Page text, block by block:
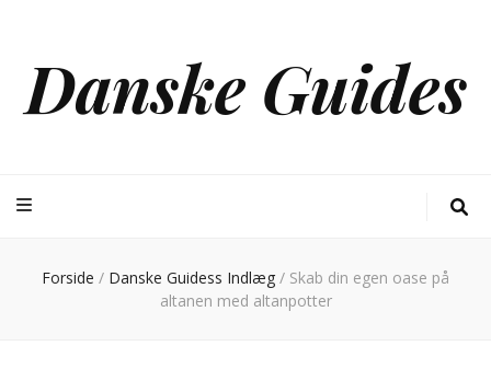
Danske Guides
Forside / Danske Guidess Indlæg / Skab din egen oase på
altanen med altanpotter